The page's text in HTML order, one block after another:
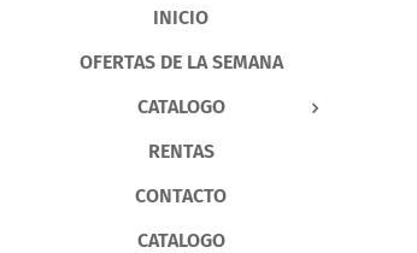
INICIO
OFERTAS DE LA SEMANA
CATALOGO
RENTAS
CONTACTO
CATALOGO